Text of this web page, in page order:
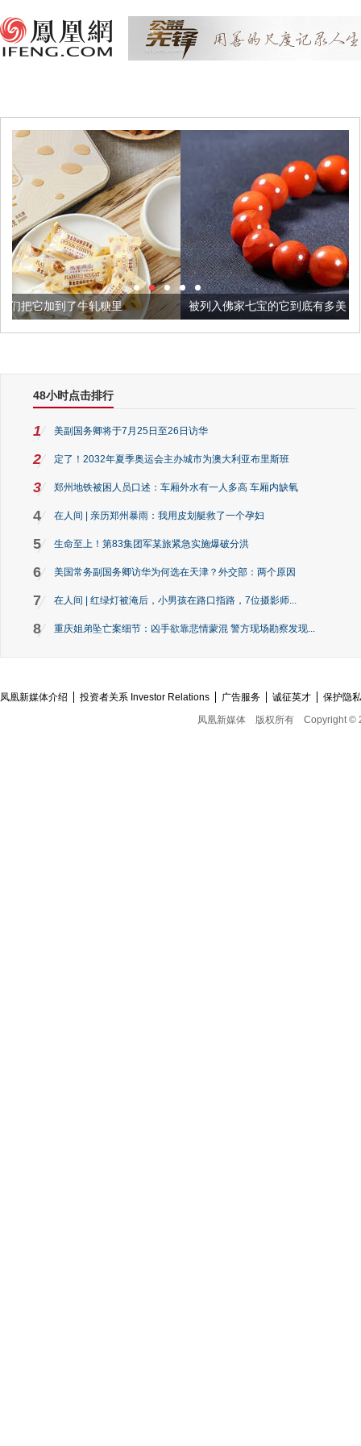
被列入佛家七宝的它到底有多美？
48小时点击排行
1 美副国务卿将于7月25日至26日访华
2 定了！2032年夏季奥运会主办城市为澳大利亚布里斯班
3 郑州地铁被困人员口述：车厢外水有一人多高 车厢内缺氧
4 在人间 | 亲历郑州暴雨：我用皮划艇救了一个孕妇
5 生命至上！第83集团军某旅紧急实施爆破分洪
6 美国常务副国务卿访华为何选在天津？外交部：两个原因
7 在人间 | 红绿灯被淹后，小男孩在路口指路，7位摄影师...
8 重庆姐弟坠亡案细节：凶手欲靠悲情蒙混 警方现场勘察发现...
凤凰新媒体介绍 投资者关系 Investor Relations 广告服务 诚征英才
保护隐
凤凰新媒体
版权所有 Copyright ©